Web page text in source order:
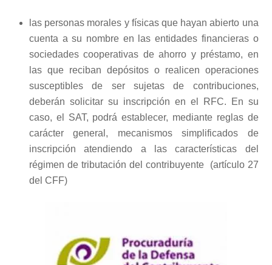
las personas morales y físicas que hayan abierto una
cuenta a su nombre en las entidades financieras o
sociedades cooperativas de ahorro y préstamo, en
las que reciban depósitos o realicen operaciones
susceptibles de ser sujetas de contribuciones,
deberán solicitar su inscripción en el RFC. En su
caso, el SAT, podrá establecer, mediante reglas de
carácter general, mecanismos simplificados de
inscripción atendiendo a las características del
régimen de tributación del contribuyente (artículo 27
del CFF)